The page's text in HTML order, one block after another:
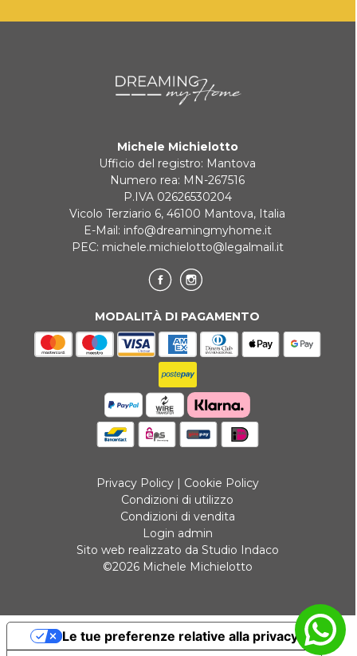
Michele Michielotto
Ufficio del registro: Mantova
Numero rea: MN-267516
P.IVA 02626530204
Vicolo Terziario 6, 46100 Mantova, Italia
E-Mail: info@dreamingmyhome.it
PEC: michele.michielotto@legalmail.it
MODALITÀ DI PAGAMENTO
Privacy Policy| Cookie Policy
Condizioni di utilizzo
Condizioni di vendita
Login admin
Sito web realizzato da Studio Indaco
©2026 Michele Michielotto
Le tue preferenze relative alla privacy